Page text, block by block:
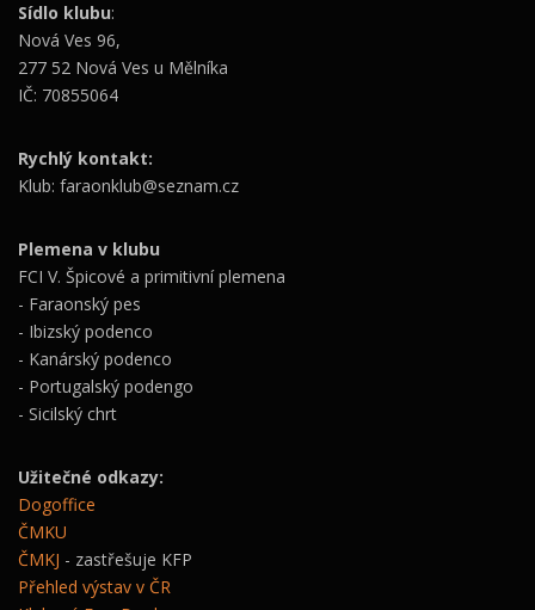
Sídlo klubu:
Nová Ves 96,
277 52 Nová Ves u Mělníka
IČ: 70855064
Rychlý kontakt:
Klub: faraonklub@seznam.cz
Plemena v klubu
FCI V. Špicové a primitivní plemena
- Faraonský pes
- Ibizský podenco
- Kanárský podenco
- Portugalský podengo
- Sicilský chrt
Užitečné odkazy:
Dogoffice
ČMKU
ČMKJ - zastřešuje KFP
Přehled výstav v ČR